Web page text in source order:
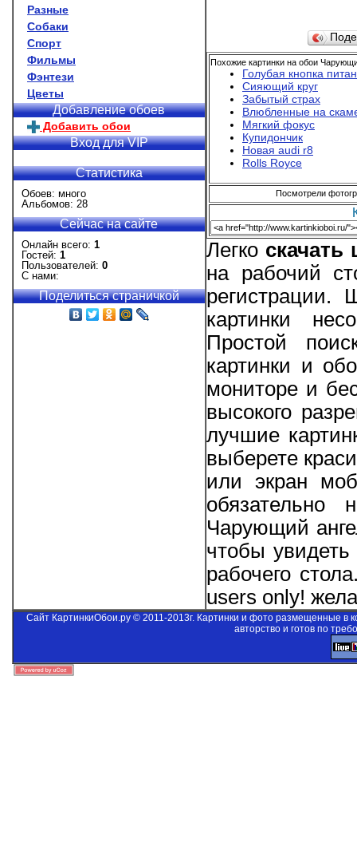
Разные
Собаки
Спорт
Фильмы
Фэнтези
Цветы
Добавление обоев
Добавить обои
Вход для VIP
Статистика
Обоев: много
Альбомов: 28
Сейчас на сайте
Онлайн всего: 1
Гостей: 1
Пользователей: 0
С нами:
Поделиться страничкой
Похожие картинки на обои
Голубая кнопка
Сияющий круг
Забытый страх
Влюбленные на
Мягкий фокус
Купидончик
Новая audi r8
Rolls Royce
Посмотрели
Легко
на рабочий
картинки
Простой
картинки и
мониторе и
высокого
лучшие
выберете
или экран
Чарующий
чтобы
рабочего
users only!
Сайт КартинкиОбои.ру © 2011-2013г. Картинки и фото размещенные в
авторство и готов по